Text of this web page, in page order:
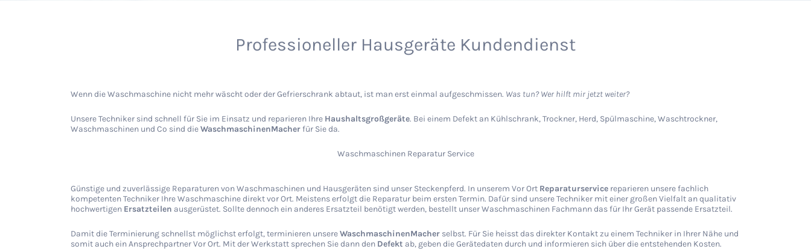
Professioneller Hausgeräte Kundendienst
Wenn die Waschmaschine nicht mehr wäscht oder der Gefrierschrank abtaut, ist man erst einmal aufgeschmissen. Was tun? Wer hilft mir jetzt weiter?
Unsere Techniker sind schnell für Sie im Einsatz und reparieren Ihre Haushaltsgroßgeräte. Bei einem Defekt an Kühlschrank, Trockner, Herd, Spülmaschine, Waschtrockner,
Waschmaschinen und Co sind dieWaschmaschinenMacherfür Sie da.
Waschmaschinen Reparatur Service
Günstige und zuverlässige Reparaturen von Waschmaschinen und Hausgeräten sind unser Steckenpferd. In unserem Vor Ort Reparaturservice reparieren unsere fachlich
kompetenten Techniker Ihre Waschmaschine direkt vor Ort. Meistens erfolgt die Reparatur beim ersten Termin. Dafür sind unsere Techniker mit einer großen Vielfalt an qualitativ
hochwertigen Ersatzteilen ausgerüstet. Sollte dennoch ein anderes Ersatzteil benötigt werden, bestellt unser Waschmaschinen Fachmann das für Ihr Gerät passende Ersatzteil.
Damit die Terminierung schnellst möglichst erfolgt, terminieren unsereWaschmaschinenMacher selbst. Für Sie heisst das direkter Kontakt zu einem Techniker in Ihrer Nähe und
somit auch ein Ansprechpartner Vor Ort. Mit der Werkstatt sprechen Sie dann den Defekt ab, geben die Gerätedaten durch und informieren sich über die entstehenden Kosten.